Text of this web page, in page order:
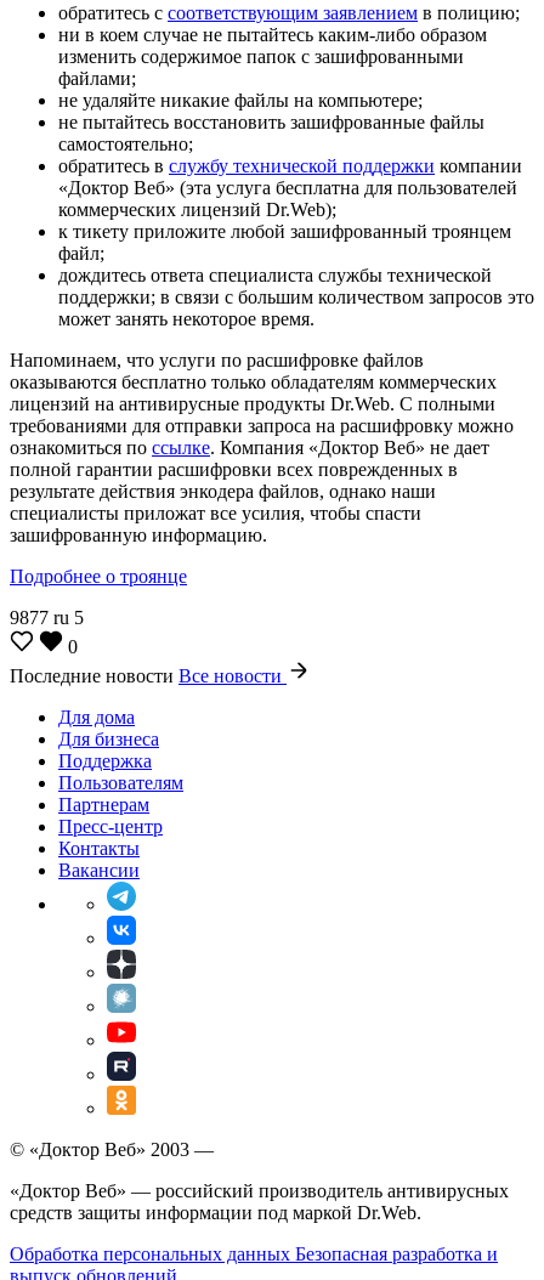
обратитесь с соответствующим заявлением в полицию;
ни в коем случае не пытайтесь каким-либо образом
изменить содержимое папок с зашифрованными
файлами;
не удаляйте никакие файлы на компьютере;
не пытайтесь восстановить зашифрованные файлы
самостоятельно;
обратитесь в службу технической поддержки компании
«Доктор Веб» (эта услуга бесплатна для пользователей
коммерческих лицензий Dr.Web);
к тикету приложите любой зашифрованный троянцем
файл;
дождитесь ответа специалиста службы технической
поддержки; в связи с большим количеством запросов это
может занять некоторое время.
Напоминаем, что услуги по расшифровке файлов
оказываются бесплатно только обладателям коммерческих
лицензий на антивирусные продукты Dr.Web. С полными
требованиями для отправки запроса на расшифровку можно
ознакомиться по ссылке. Компания «Доктор Веб» не дает
полной гарантии расшифровки всех поврежденных в
результате действия энкодера файлов, однако наши
специалисты приложат все усилия, чтобы спасти
зашифрованную информацию.
Подробнее о троянце
9877 ru 5
0
Последние новости Все новости
Для дома
Для бизнеса
Поддержка
Пользователям
Партнерам
Пресс-центр
Контакты
Вакансии
© «Доктор Веб» 2003 —
«Доктор Веб» — российский производитель антивирусных
средств защиты информации под маркой Dr.Web.
Обработка персональных данных Безопасная разработка и
выпуск обновлений